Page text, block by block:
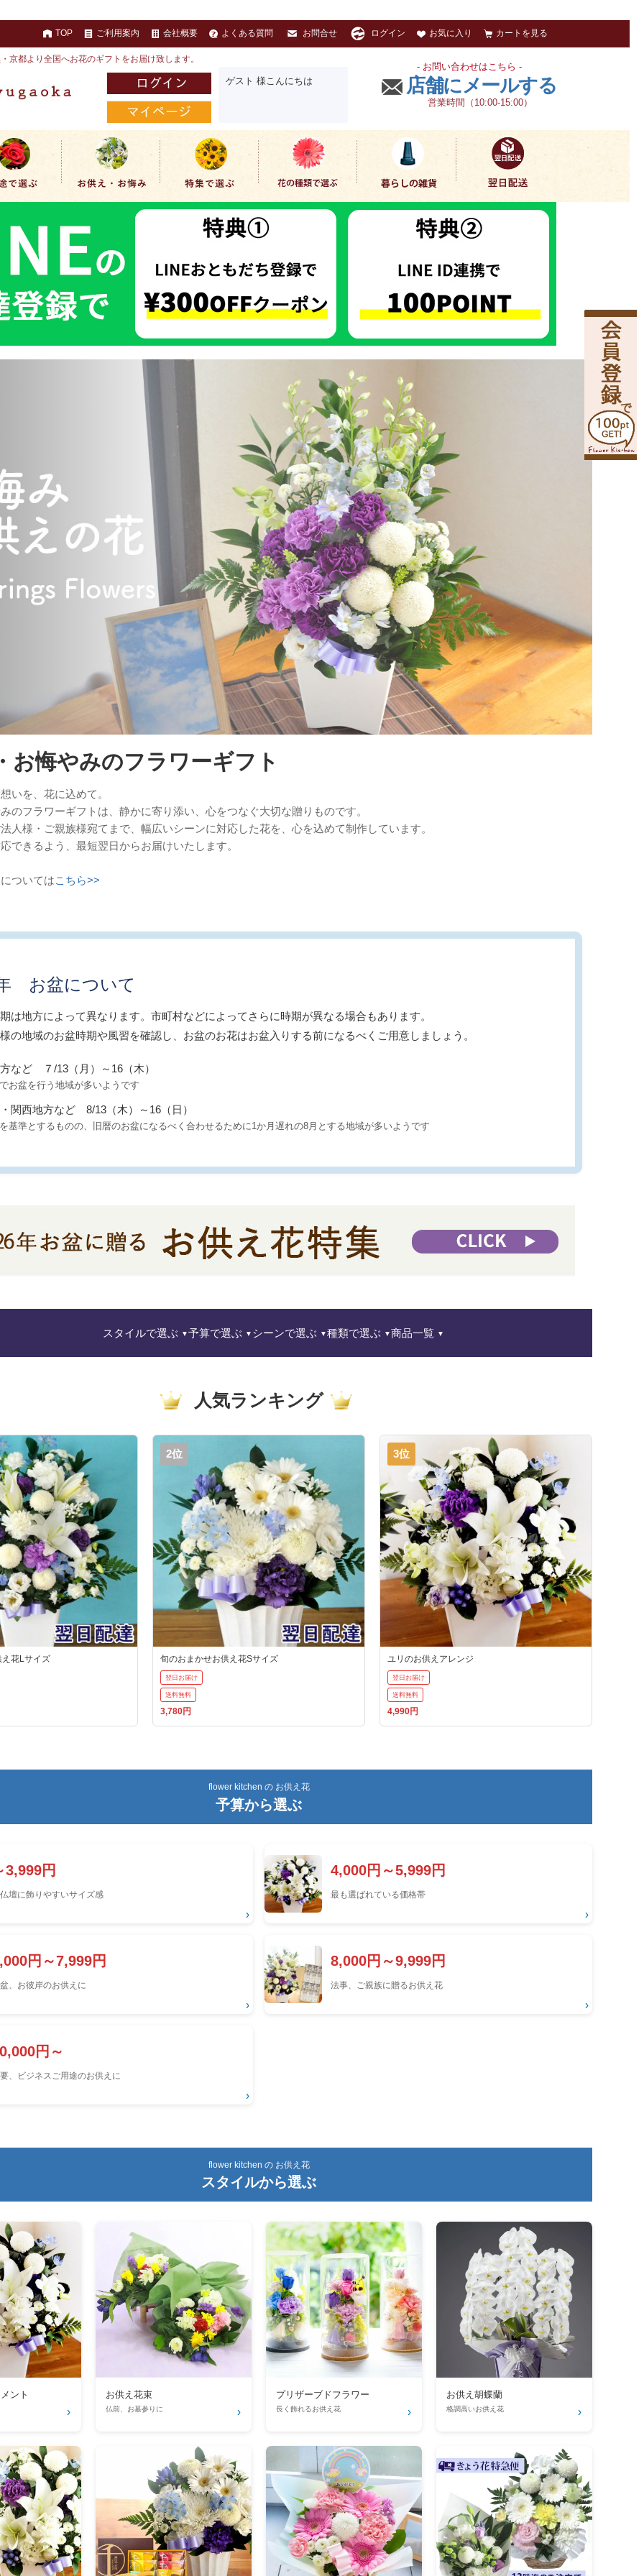
TOP ご利用案内 会社概要 よくある質問 お問合せ ログイン お気に入り カートを見る
京都より全国へお花のギフトをお届け致します。
ゲスト 様こんにちは
- お問い合わせはこちら -
店舗にメールする
営業時間（10:00-15:00）
お悔やみのフラワーギフト
いを、花に込めて。
のフラワーギフトは、静かに寄り添い、心をつなぐ大切な贈りものです。
人様・ご親族様宛てまで、幅広いシーンに対応した花を、心を込めて制作しています。
できるよう、最短翌日からお届けいたします。
ついてはこちら>>
お盆について
は地方によって異なります。市町村などによってさらに時期が異なる場合もあります。
の地域のお盆時期や風習を確認し、お盆のお花はお盆入りする前になるべくご用意しましょう。
など ７/13（月）～16（木）
お盆を行う地域が多いようです
関西地方など 8/13（木）～16（日）
基準とするものの、旧暦のお盆になるべく合わせるために1か月遅れの8月とする地域が多いようです
スタイルで選ぶ 予算で選ぶ シーンで選ぶ 種類で選ぶ 商品一覧
人気ランキング
花Lサイズ
2位
旬のおまかせお供え花Sサイズ
翌日お届け
送料無料
3,780円
3位
ユリのお供えアレンジ
翌日お届け
送料無料
4,990円
flower kitchen の お供え花
予算から選ぶ
3,999円
壇に飾りやすいサイズ感
›
4,000円～5,999円
最も選ばれている価格帯
›
円～7,999円
、お彼岸のお供えに
›
8,000円～9,999円
法事、ご親族に贈るお供え花
›
円～
、ビジネスご用途のお供えに
›
flower kitchen の お供え花
スタイルから選ぶ
ント
›
お供え花束
仏前、お墓参りに ›
プリザーブドフラワー
長く飾れるお供え花 ›
お供え胡蝶蘭
格調高いお供え花 ›